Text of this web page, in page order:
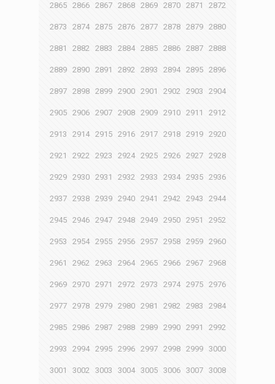
2865 2866 2867 2868 2869 2870 2871 2872
2873 2874 2875 2876 2877 2878 2879 2880
2881 2882 2883 2884 2885 2886 2887 2888
2889 2890 2891 2892 2893 2894 2895 2896
2897 2898 2899 2900 2901 2902 2903 2904
2905 2906 2907 2908 2909 2910 2911 2912
2913 2914 2915 2916 2917 2918 2919 2920
2921 2922 2923 2924 2925 2926 2927 2928
2929 2930 2931 2932 2933 2934 2935 2936
2937 2938 2939 2940 2941 2942 2943 2944
2945 2946 2947 2948 2949 2950 2951 2952
2953 2954 2955 2956 2957 2958 2959 2960
2961 2962 2963 2964 2965 2966 2967 2968
2969 2970 2971 2972 2973 2974 2975 2976
2977 2978 2979 2980 2981 2982 2983 2984
2985 2986 2987 2988 2989 2990 2991 2992
2993 2994 2995 2996 2997 2998 2999 3000
3001 3002 3003 3004 3005 3006 3007 3008